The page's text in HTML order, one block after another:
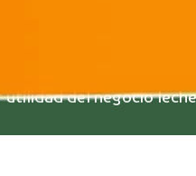
del negocio